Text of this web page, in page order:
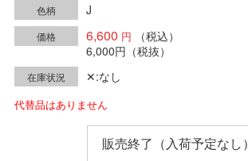
色柄 J
価格 6,600
（税込）
6,000円 （税抜）
在庫状況 ✕:なし
代替品はありません
販売終了（入荷予定なし）